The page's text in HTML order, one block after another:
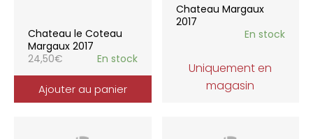
Chateau le Coteau
Margaux 2017
24,50€ En stock
Ajouter au panier
Chateau Margaux
2017
En stock
Uniquement en
magasin